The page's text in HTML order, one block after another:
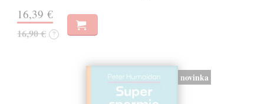
16,39 €
16,90 € ?
novinka